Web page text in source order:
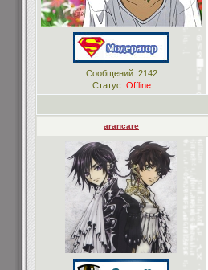
Сообщений: 2142
Статус: Offline
arancare